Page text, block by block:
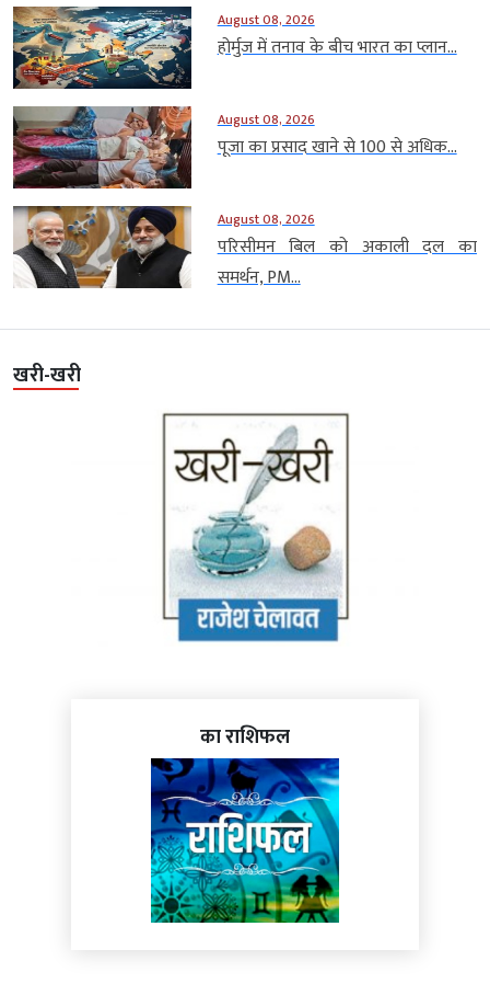
August 08, 2026
होर्मुज में तनाव के बीच भारत का प्लान...
August 08, 2026
पूजा का प्रसाद खाने से 100 से अधिक...
August 08, 2026
परिसीमन बिल को अकाली दल का
समर्थन, PM...
खरी-खरी
का राशिफल